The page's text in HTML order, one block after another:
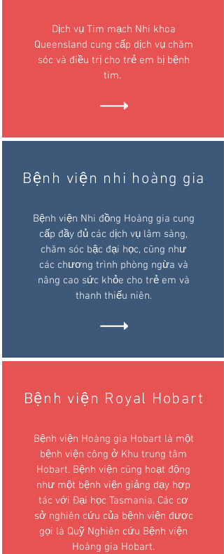
Dịch vụ Tim mạch Nhi khoa
Queensland cung cấp dịch vụ chăm
sóc và điều trị cho trẻ em bị bệnh
tim.
Bệnh viện nhi hoàng gia
Bệnh viện Nhi đồng Hoàng gia cung
cấp đầy đủ các dịch vụ lâm sàng,
chăm sóc bậc đại học, cũng như
các chương trình phòng ngừa và
nâng cao sức khỏe cho trẻ em và
thanh thiếu niên.
Bệnh viện Royal Hobart
Bệnh viện Hoàng gia Hobart là một
bệnh viện công ở Khu trung tâm
Hobart. Bệnh viện cũng hoạt động
như một bệnh viện giảng dạy hợp
tác với Đại học Tasmania. Các cơ
sở nghiên cứu của bệnh viện được
gọi là Quỹ Nghiên cứu Bệnh viện
Hoàng gia Hobart.